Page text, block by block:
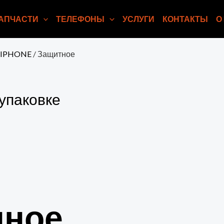
ТЕЛЕФОНЫ УСЛУГИ КОНТАКТЫ О
/ Защитное